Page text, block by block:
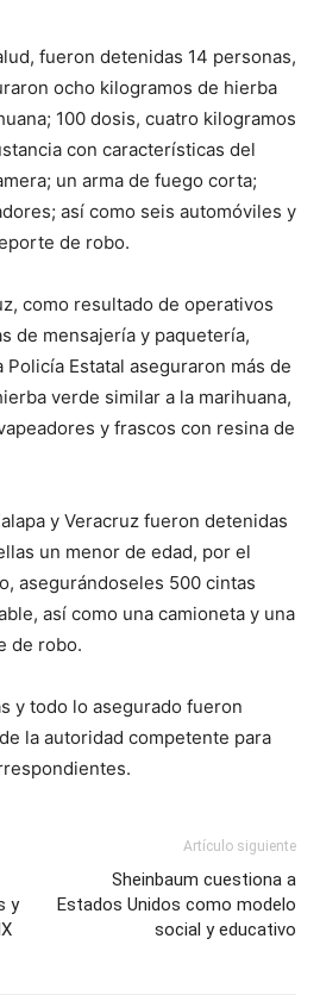
fueron detenidas 14 personas,
ocho kilogramos de hierba
100 dosis, cuatro kilogramos
con características del
; un arma de fuego corta;
así como seis automóviles y
de robo.
como resultado de operativos
de mensajería y paquetería,
Estatal aseguraron más de
verde similar a la marihuana,
y frascos con resina de
y Veracruz fueron detenidas
un menor de edad, por el
asegurándoseles 500 cintas
así como una camioneta y una
de robo.
y todo lo asegurado fueron
la autoridad competente para
y
Artículo siguiente
Sheinbaum cuestiona a
Estados Unidos como modelo
social y educativo